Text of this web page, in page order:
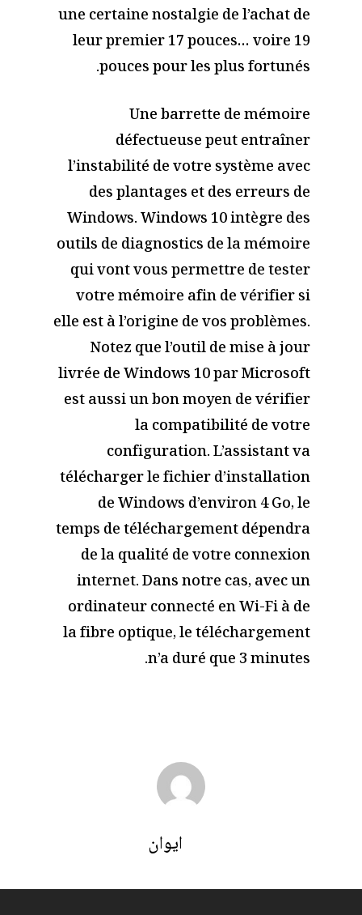
une certaine nostalgie de l’achat de
leur premier 17 pouces… voire 19
pouces pour les plus fortunés.
Une barrette de mémoire
défectueuse peut entraîner
l’instabilité de votre système avec
des plantages et des erreurs de
Windows. Windows 10 intègre des
outils de diagnostics de la mémoire
qui vont vous permettre de tester
votre mémoire afin de vérifier si
elle est à l’origine de vos problèmes.
Notez que l’outil de mise à jour
livrée de Windows 10 par Microsoft
est aussi un bon moyen de vérifier
la compatibilité de votre
configuration. L’assistant va
télécharger le fichier d’installation
de Windows d’environ 4 Go, le
temps de téléchargement dépendra
de la qualité de votre connexion
internet. Dans notre cas, avec un
ordinateur connecté en Wi-Fi à de
la fibre optique, le téléchargement
n’a duré que 3 minutes.
ايوان